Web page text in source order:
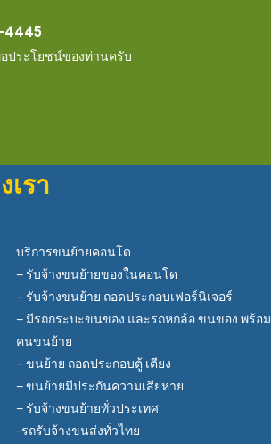
4445
ประโยชน์ของท่านครับ
รา
บริการขนย้ายคอนโด
– รับจ้างขนย้ายของในคอนโด
– รับจ้างขนย้าย ถอดประกอบเฟอร์นิเจอร์
– มีรถกระบะขนของ และรถหกล้อ ขนของ พร้อม
คนขนย้าย
– ขนย้าย ถอดประกอบตู้ เตียง
– ขนย้ายมีประกันความเสียหาย
– รับจ้างขนย้ายทั่วประเทศ
-รถรับจ้างขนส่งทั่วไทย